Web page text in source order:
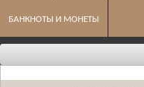
БАНКНОТЫ И МОНЕТЫ